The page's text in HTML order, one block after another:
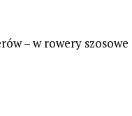
– w rowery szosowe